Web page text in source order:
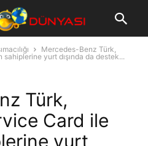
Mercedes-Benz Türk,
yurt dışında da destek...
Türk,
Card ile
yurt